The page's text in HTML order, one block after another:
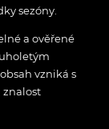
sezóny.
a ověřené
vzniká s
znalost